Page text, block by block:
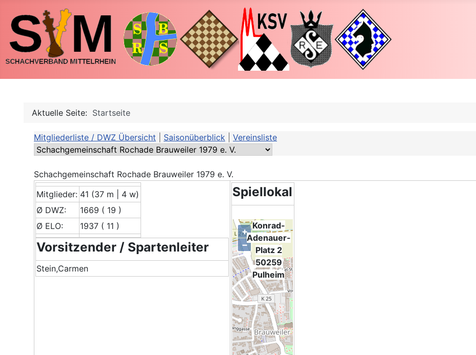
Aktuelle Seite: Startseite
Mitgliederliste / DWZ Übersicht Saisonüberblick Vereinsliste
Schachgemeinschaft Rochade Brauweiler 1979 e. V.
Mitglieder: 41 (37 m | 4 w)
Ø DWZ:
1669 ( 19 )
Ø ELO:
1937 ( 11 )
Vorsitzender / Spartenleiter
Stein,Carmen
Spiellokal
+
−
Konrad-
Adenauer-
Platz 2
50259
Pulheim